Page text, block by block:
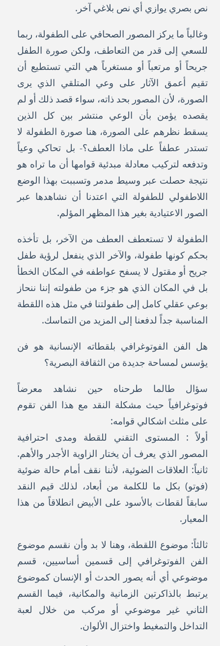
نص بصري يوازي أي نص بلاغي آخر.
وغالباً ما يركز المصور الصحافي على الطفولة، ربما
للسعي إلى قدر من التعاطف، ولكن صورة الطفل
جريحاً أو مرتعباً أو مستغرباً هي التي تستطيع أن
تقيم أعمق الآثار على وعي المتلقي الذي يرى
الصورة، لأن المصور بحد ذاته، سواء قصد ذلك أو لم
يقصده يؤمن بأن الوعي منتشر بين كل الذين
يسقط نظرهم على الصورة، هنا صورة الطفولة لا
تستدر عطفاً على ماذا العطف؟- بل تحاكي وعياً
وتدفعه لتركيب معادلة مبدئية قوامها أن ما تراه هو
نتيجة حصلت عبر وسيط مدمر وتسببت بهذا الوضع
اللاطفولي للطفولة التي اعتدنا أن نشاهدها عبر
الصور الاعتيادية بغير هذا المظهر المؤلم.
الطفولة لا تستعطف العطف من الآخر، بل تأخذه
بحكم كونها طفولة، والآخر الذي ينفعل لرؤية طفل
جريح أو مقتول لا يسفح عواطفه في المكان الخطأ
بل في المكان الذي هو جزء من طفولته إننا ننحاز
بوعي عقلي كامل إلى طفولتنا في مثل هذه اللقطة
المناسبة جداً لدفعنا إلى المزيد من التماسك.
هل الفن الفوتوغرافي بلقطاته الإنسانية هو فن
يؤسس لمساحة جديدة من الثقافة البصرية؟
سؤال طالما طرحناه حين نشاهد معرضاً
فوتوغرافياً حيث مشكلة النقد مع هذا الفن تقوم
على مثلث اشكالي قوامه:
أولاً : المستوى التقني للقطة ومدى احترافية
المصور الذي يعرف أن يختار الزاوية الأجدر والأهم.
ثانياً: العلاقات الضوئية، لأننا نقف أمام حالة ضوئية
(فوتو) بكل ما للكلمة من أبعاد، لذلك قيم النقد
سابقاً لقطات بالأسود على الأبيض انطلاقاً من هذا
المعيار.
ثالثاً: موضوع اللقطة، وهنا لا بد وأن نقسم موضوع
الفن الفوتوغرافي إلى قسمين أساسيين، قسم
موضوعي أي أنه يصور الحدث أو الإنسان كموضوع
يرتبط بالذاكرتين الزمانية والمكانية، فيما القسم
الثاني غير موضوعي أو مركب من خلال لعبة
التداخل والتمغيط واختزال الألوان.